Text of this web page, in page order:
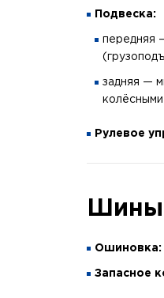
Подвеска:
передняя
задняя —
Рулевое
Шины
Ошиновка:
Запасное